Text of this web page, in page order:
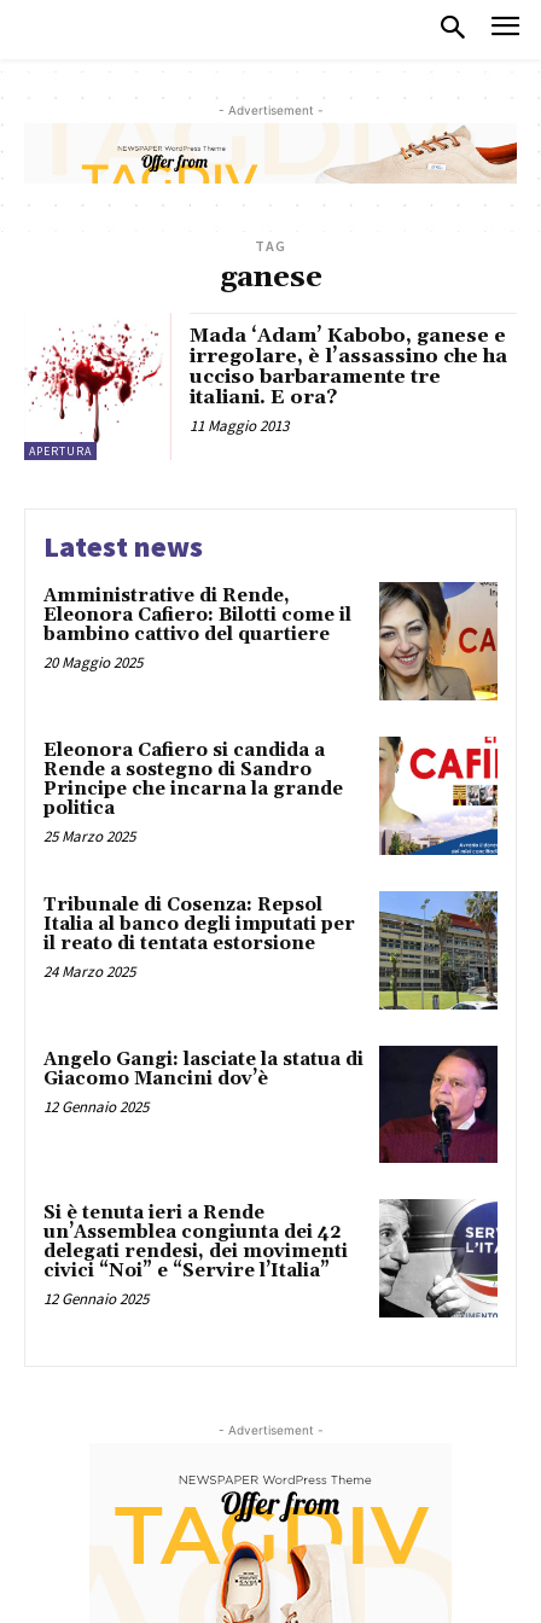
- Advertisement -
TAG
ganese
APERTURA
Mada ‘Adam’ Kabobo, ganese e
irregolare, è l’assassino che ha
ucciso barbaramente tre
italiani. E ora?
11 Maggio 2013
Latest news
Amministrative di Rende,
Eleonora Cafiero: Bilotti come il
bambino cattivo del quartiere
20 Maggio 2025
Eleonora Cafiero si candida a
Rende a sostegno di Sandro
Principe che incarna la grande
politica
25 Marzo 2025
Tribunale di Cosenza: Repsol
Italia al banco degli imputati per
il reato di tentata estorsione
24 Marzo 2025
Angelo Gangi: lasciate la statua di
Giacomo Mancini dov’è
12 Gennaio 2025
Si è tenuta ieri a Rende
un’Assemblea congiunta dei 42
delegati rendesi, dei movimenti
civici “Noi” e “Servire l’Italia”
12 Gennaio 2025
- Advertisement -